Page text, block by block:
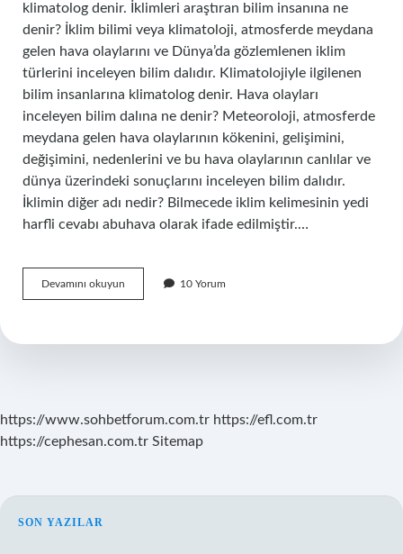
klimatolog denir. İklimleri araştıran bilim insanına ne
denir? İklim bilimi veya klimatoloji, atmosferde meydana
gelen hava olaylarını ve Dünya’da gözlemlenen iklim
türlerini inceleyen bilim dalıdır. Klimatolojiyle ilgilenen
bilim insanlarına klimatolog denir. Hava olayları
inceleyen bilim dalına ne denir? Meteoroloji, atmosferde
meydana gelen hava olaylarının kökenini, gelişimini,
değişimini, nedenlerini ve bu hava olaylarının canlılar ve
dünya üzerindeki sonuçlarını inceleyen bilim dalıdır.
İklimin diğer adı nedir? Bilmecede iklim kelimesinin yedi
harfli cevabı abuhava olarak ifade edilmiştir.…
Devamını okuyun
Inceleyen
Ne
10 Yorum
https://www.sohbetforum.com.tr https://efl.com.tr
https://cephesan.com.tr Sitemap
SIDEBAR
SON YAZILAR